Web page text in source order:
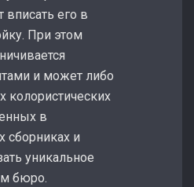
вписать его в
При этом
и может либо
колористических
в
сборниках и
уникальное
бюро.